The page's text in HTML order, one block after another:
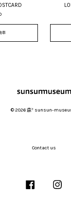
車
© 2026 森³ sunsun-
Contact us
Facebook